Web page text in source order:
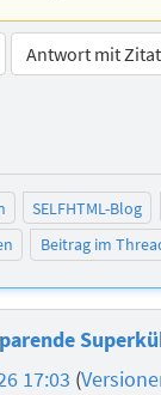
Antwort mit
SELFHTML-Blog
Beitrag im
17:03 (